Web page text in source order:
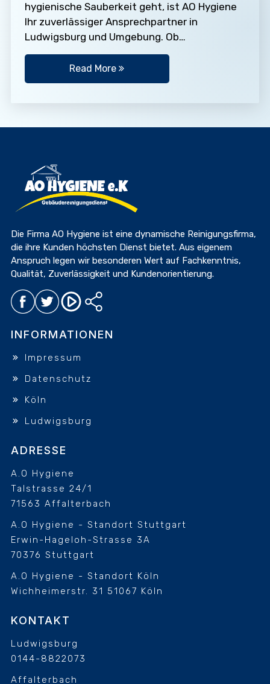
hygienische Sauberkeit geht, ist AO Hygiene
Ihr zuverlässiger Ansprechpartner in
Ludwigsburg und Umgebung. Ob
Büroreinigung, Gebäudereinigung,
Praxisreinigung oder private Haushalte – ein
sauberes Umfeld…
Read More
Die Firma AO Hygiene ist eine dynamische Reinigungsfirma,
die ihre Kunden höchsten Dienst bietet. Aus eigenem
Anspruch legen wir besonderen Wert auf Fachkenntnis,
Qualität, Zuverlässigkeit und Kundenorientierung.
INFORMATIONEN
Impressum
Datenschutz
Köln
Ludwigsburg
ADRESSE
A.O Hygiene
Talstrasse 24/1
71563 Affalterbach
A.O Hygiene - Standort Stuttgart
Erwin-Hageloh-Strasse 3A
70376 Stuttgart
A.O Hygiene - Standort Köln
Wichheimerstr. 31 51067 Köln
KONTAKT
Ludwigsburg
0144-8822073
Affalterbach